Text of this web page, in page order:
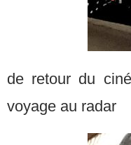
de retour du
voyage au radar